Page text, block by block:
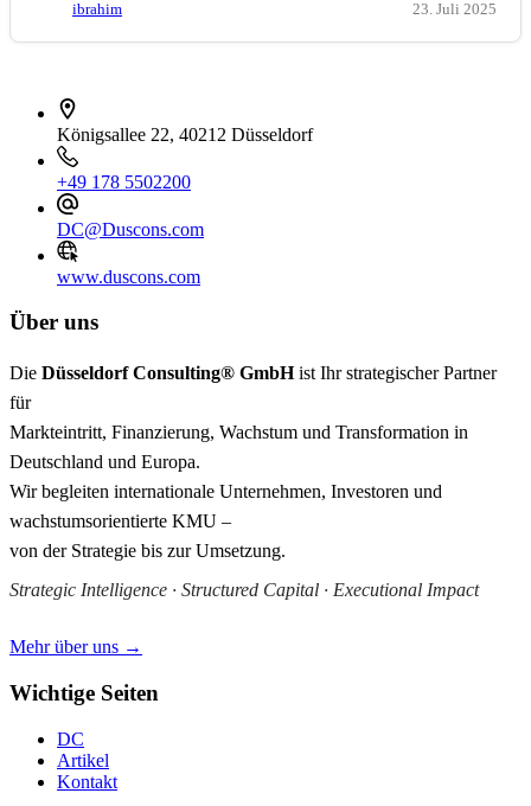
ibrahim 23. Juli 2025
Königsallee 22, 40212 Düsseldorf
+49 178 5502200
DC@Duscons.com
www.duscons.com
Über uns
Die Düsseldorf Consulting® GmbHist Ihr strategischer Partner
für
Markteintritt, Finanzierung, Wachstum und Transformation in
Deutschland und Europa.
Wir begleiten internationale Unternehmen, Investoren und
wachstumsorientierte KMU –
von der Strategie bis zur Umsetzung.
Strategic Intelligence · Structured Capital · Executional Impact
Mehr über uns →
Wichtige Seiten
DC
Artikel
Kontakt